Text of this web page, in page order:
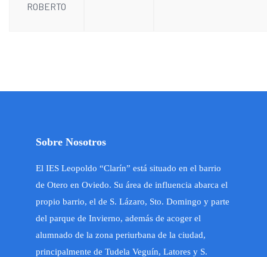
ROBERTO
Sobre Nosotros
El IES Leopoldo “Clarín” está situado en el barrio
de Otero en Oviedo. Su área de influencia abarca el
propio barrio, el de S. Lázaro, Sto. Domingo y parte
del parque de Invierno, además de acoger el
alumnado de la zona periurbana de la ciudad,
principalmente de Tudela Veguín, Latores y S.